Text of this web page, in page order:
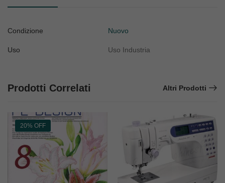
Condizione Nuovo
Uso Uso Industria
Prodotti Correlati Altri Prodotti
20% OFF